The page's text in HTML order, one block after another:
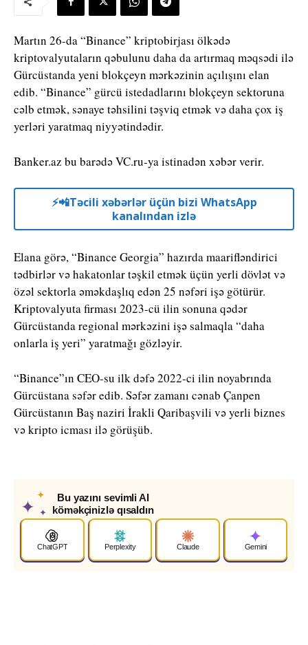
Martın 26-da “Binance” kriptobirjası ölkədə
kriptovalyutaların qəbulunu daha da artırmaq məqsədi ilə
Gürcüstanda yeni blokçeyn mərkəzinin açılışını elan
edib. “Binance” gürcü istedadlarını blokçeyn sektoruna
cəlb etmək, sənaye təhsilini təşviq etmək və daha çox iş
yerləri yaratmaq niyyətindədir.
Banker.az bu barədə VC.ru-ya istinadən xəbər verir.
⚡️📲Təcili xəbərlər üçün bizi WhatsApp
kanalından izlə
Elana görə, “Binance Georgia” hazırda maarifləndirici
tədbirlər və hakatonlar təşkil etmək üçün yerli dövlət və
özəl sektorla əməkdaşlıq edən 25 nəfəri işə götürür.
Kriptovalyuta firması 2023-cü ilin sonuna qədər
Gürcüstanda regional mərkəzini işə salmaqla “daha ​​
onlarla iş yeri” yaratmağı gözləyir.
“Binance”ın CEO-su ilk dəfə 2022-ci ilin noyabrında
Gürcüstana səfər edib. Səfər zamanı cənab Çanpen
Gürcüstanın Baş naziri İrakli Qaribaşvili və yerli biznes
və kripto icması ilə görüşüb.
✦
✦
✦
Bu yazını sevimli AI
köməkçinizlə qısaldın
ChatGPT Perplexity Claude Gemini